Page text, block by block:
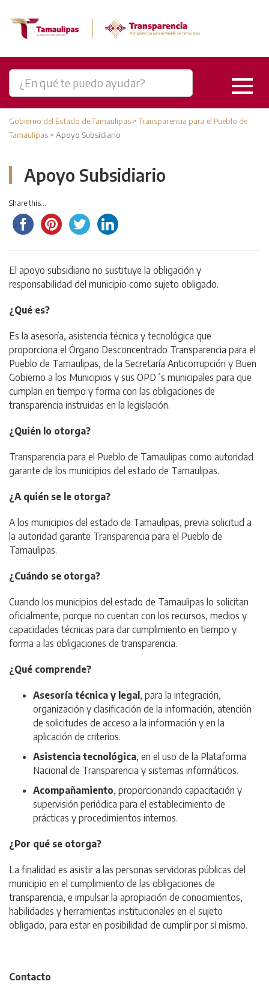
Gobierno del Estado de Tamaulipas >Transparencia para el Pueblo de
Tamaulipas > Apoyo Subsidiario
Apoyo Subsidiario
Share this...
El apoyo subsidiario no sustituye la obligación y
responsabilidad del municipio como sujeto obligado.
¿Qué es?
Es la asesoría, asistencia técnica y tecnológica que
proporciona el Órgano Desconcentrado Transparencia para el
Pueblo de Tamaulipas, de la Secretaría Anticorrupción y Buen
Gobierno a los Municipios y sus OPD´s municipales para que
cumplan en tiempo y forma con las obligaciones de
transparencia instruidas en la legislación.
¿Quién lo otorga?
Transparencia para el Pueblo de Tamaulipas como autoridad
garante de los municipios del estado de Tamaulipas.
¿A quién se le otorga?
A los municipios del estado de Tamaulipas, previa solicitud a
la autoridad garante Transparencia para el Pueblo de
Tamaulipas.
¿Cuándo se otorga?
Cuando los municipios del estado de Tamaulipas lo solicitan
oficialmente, porque no cuentan con los recursos, medios y
capacidades técnicas para dar cumplimiento en tiempo y
forma a las obligaciones de transparencia.
¿Qué comprende?
Asesoría técnica y legal, para la integración,
organización y clasificación de la información, atención
de solicitudes de acceso a la información y en la
aplicación de criterios.
Asistencia tecnológica, en el uso de la Plataforma
Nacional de Transparencia y sistemas informáticos.
Acompañamiento, proporcionando capacitación y
supervisión periódica para el establecimiento de
prácticas y procedimientos internos.
¿Por qué se otorga?
La finalidad es asistir a las personas servidoras públicas del
municipio en el cumplimiento de las obligaciones de
transparencia, e impulsar la apropiación de conocimientos,
habilidades y herramientas institucionales en el sujeto
obligado, para estar en posibilidad de cumplir por sí mismo.
Contacto